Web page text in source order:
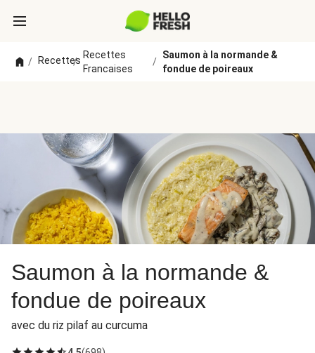
/ Recettes
/
Recettes
Francaises
/
Saumon à la normande &
fondue de poireaux
Saumon à la normande &
fondue de poireaux
avec du riz pilaf au curcuma